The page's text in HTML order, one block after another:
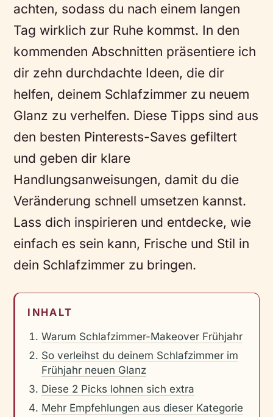
achten, sodass du nach einem langen
Tag wirklich zur Ruhe kommst. In den
kommenden Abschnitten präsentiere ich
dir zehn durchdachte Ideen, die dir
helfen, deinem Schlafzimmer zu neuem
Glanz zu verhelfen. Diese Tipps sind aus
den besten Pinterests-Saves gefiltert
und geben dir klare
Handlungsanweisungen, damit du die
Veränderung schnell umsetzen kannst.
Lass dich inspirieren und entdecke, wie
einfach es sein kann, Frische und Stil in
dein Schlafzimmer zu bringen.
INHALT
Warum Schlafzimmer-Makeover Frühjahr
So verleihst du deinem Schlafzimmer im
Frühjahr neuen Glanz
Diese 2 Picks lohnen sich extra
Mehr Empfehlungen aus dieser Kategorie